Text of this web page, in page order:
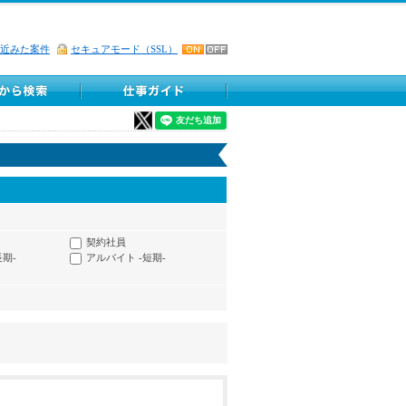
みた案件 セキュアモード（SSL）
契約社員
期-
アルバイト -短期-